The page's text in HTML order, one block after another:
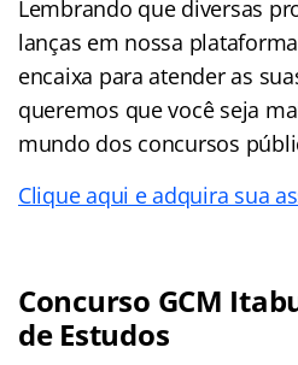
Lembrando que diversas
lanças em nossa
encaixa para atender as
queremos que você seja
mundo dos concursos
Clique aqui e adquira sua
Concurso GCM
de Estudos